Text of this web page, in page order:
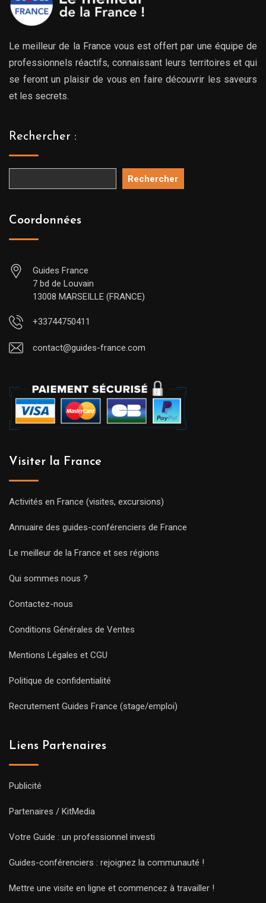
Le meilleur de la France vous est offert par une équipe de
professionnels réactifs, connaissant leurs territoires et qui
se feront un plaisir de vous en faire découvrir les saveurs
et les secrets.
Rechercher :
Rechercher
Coordonnées
Guides France
7 bd de Louvain
13008 MARSEILLE (FRANCE)
+33744750411
contact@guides-france.com
Visiter la France
Activités en France (visites, excursions)
Annuaire des guides-conférenciers de France
Le meilleur de la France et ses régions
Qui sommes nous ?
Contactez-nous
Conditions Générales de Ventes
Mentions Légales et CGU
Politique de confidentialité
Recrutement Guides France (stage/emploi)
Liens Partenaires
Publicité
Partenaires / KitMedia
Votre Guide : un professionnel investi
Guides-conférenciers : rejoignez la communauté !
Mettre une visite en ligne et commencez à travailler !